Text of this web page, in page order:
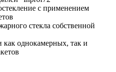
с применением
стекла собственной
как однокамерных, так и